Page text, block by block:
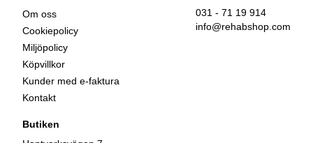
Om oss
Cookiepolicy
Miljöpolicy
Köpvillkor
Kunder med e-faktura
Kontakt
031 - 71 19 914
info@rehabshop.com
Butiken